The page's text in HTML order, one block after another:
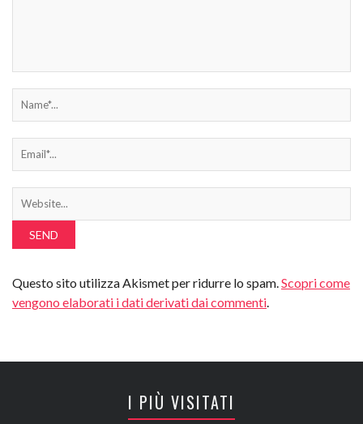
Questo sito utilizza Akismet per ridurre lo spam.Scopri come
vengono elaborati i dati derivati dai commenti.
I PIÙ VISITATI